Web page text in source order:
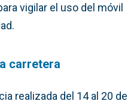
vigilar el uso del móvil
carretera
realizada del 14 al 20 de